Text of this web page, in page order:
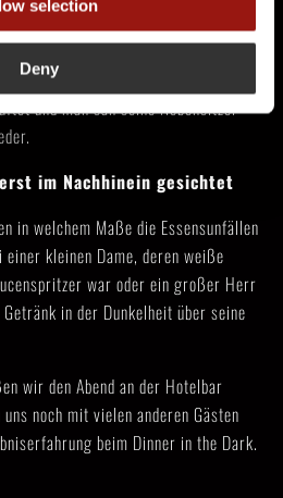
selection
Deny
und es kam einem vor
Licht erleuchtet, dabei waren
Endlich wurde auch das
und man sah seine Nebensitzer
im Nachhinein gesichtet
in welchem Maße die Essensunfällen
kleinen Dame, deren weiße
war oder ein großer Herr
in der Dunkelheit über seine
wir den Abend an der Hotelbar
noch mit vielen anderen Gästen
beim Dinner in the Dark.